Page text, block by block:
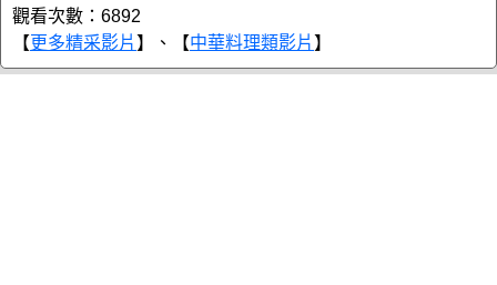
觀看次數：6892
【更多精采影片 】、【中華料理類影片 】